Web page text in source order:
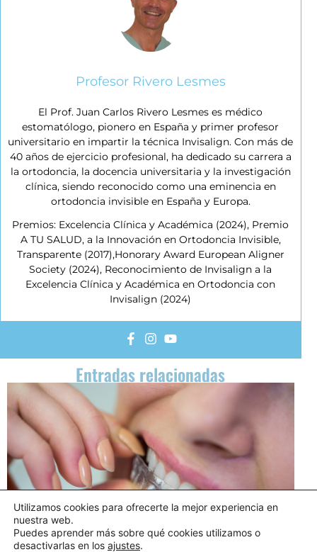
Profesor Rivero Lesmes
El Prof. Juan Carlos Rivero Lesmes es médico
estomatólogo, pionero en España y primer profesor
universitario en impartir la técnica Invisalign. Con más de
40 años de ejercicio profesional, ha dedicado su carrera a
la ortodoncia, la docencia universitaria y la investigación
clínica, siendo reconocido como una eminencia en
ortodoncia invisible en España y Europa.
Premios: Excelencia Clínica y Académica (2024), Premio
A TU SALUD, a la Innovación en Ortodoncia Invisible,
Transparente (2017),Honorary Award European Aligner
Society (2024), Reconocimiento de Invisalign a la
Excelencia Clínica y Académica en Ortodoncia con
Invisalign (2024)
Entradas relacionadas
Utilizamos cookies para ofrecerte la mejor experiencia en
nuestra web.
Puedes aprender más sobre qué cookies utilizamos o
desactivarlas en los ajustes.